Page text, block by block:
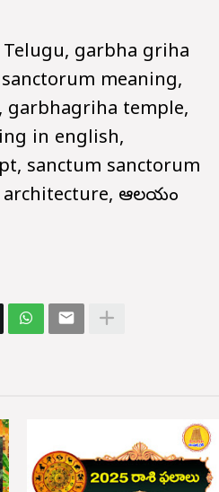
Telugu, garbha griha
meaning,
garbhagriha temple,
in english,
sanctum sanctorum
architecture, ఆలయం